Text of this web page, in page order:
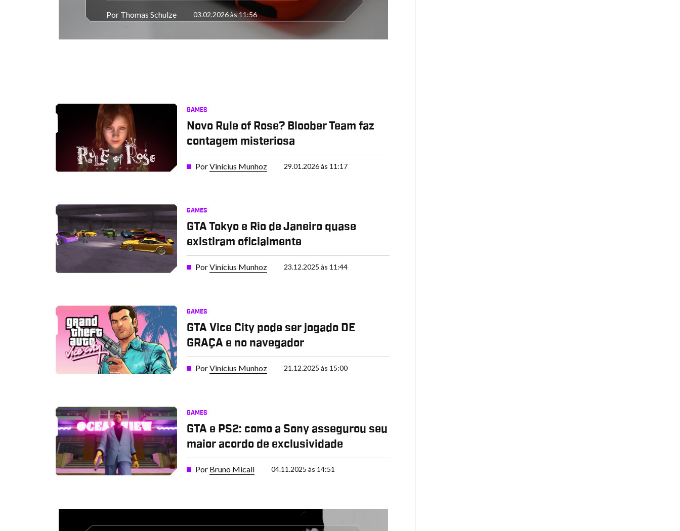
Por Thomas Schulze 03.02.2026 às 11:56
GAMES
Novo Rule of Rose? Bloober Team faz
contagem misteriosa
PorVinícius Munhoz 29.01.2026 às 11:17
GAMES
GTA Tokyo e Rio de Janeiro quase
existiram oficialmente
PorVinícius Munhoz 23.12.2025 às 11:44
GAMES
GTA Vice City pode ser jogado DE
GRAÇA e no navegador
PorVinícius Munhoz 21.12.2025 às 15:00
GAMES
GTA e PS2: como a Sony assegurou seu
maior acordo de exclusividade
Por Bruno Micali 04.11.2025 às 14:51